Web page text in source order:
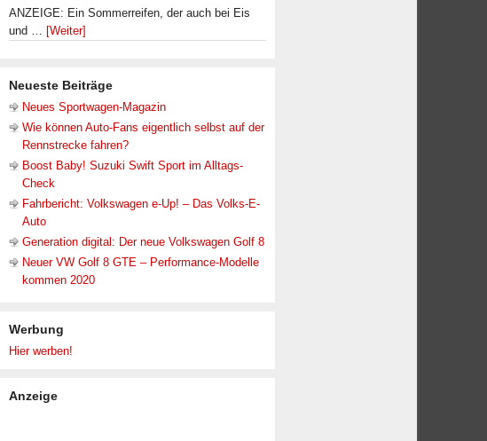
ANZEIGE: Ein Sommerreifen, der auch bei Eis
und … [Weiter]
Neueste Beiträge
Neues Sportwagen-Magazin
Wie können Auto-Fans eigentlich selbst auf der
Rennstrecke fahren?
Boost Baby! Suzuki Swift Sport im Alltags-
Check
Fahrbericht: Volkswagen e-Up! – Das Volks-E-
Auto
Generation digital: Der neue Volkswagen Golf 8
Neuer VW Golf 8 GTE – Performance-Modelle
kommen 2020
Werbung
Hier werben!
Anzeige